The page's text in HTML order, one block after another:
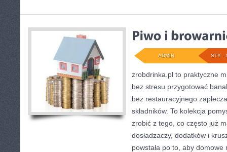
STY -
ADMIN
zrobdrinka.pl to praktyczne
bez stresu przygotować
bez restauracyjnego
składników. To kolekcja
zrobić z tego, co często już
dosładzaczy, dodatków i
powstała po to, aby domowe